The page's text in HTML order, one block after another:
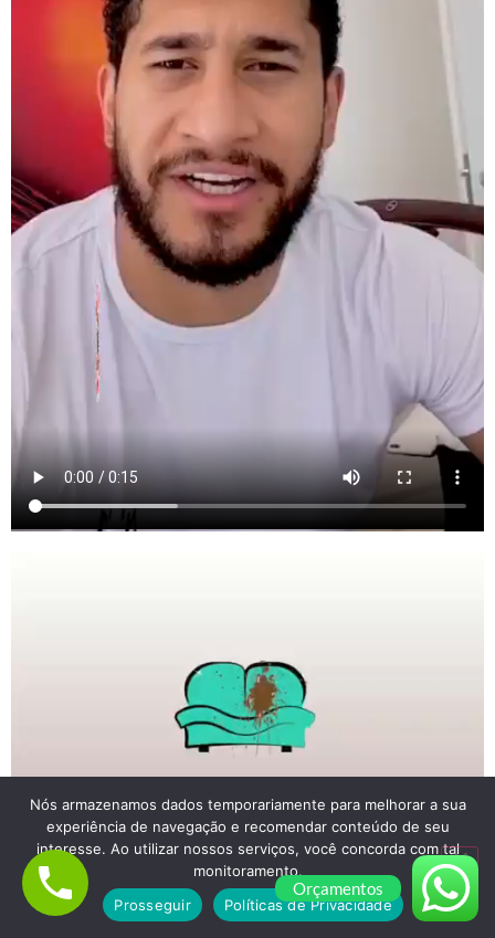
Orçamentos
Nós armazenamos dados temporariamente para melhorar a sua
experiência de navegação e recomendar conteúdo de seu
interesse. Ao utilizar nossos serviços, você concorda com tal
monitoramento.
Prosseguir
Políticas de Privacidade